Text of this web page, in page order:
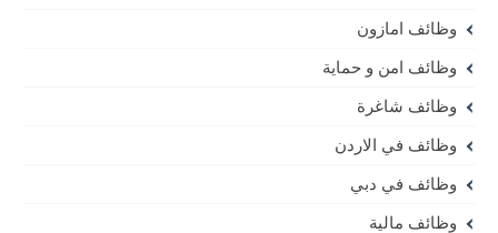
وظائف امازون
وظائف امن و حماية
وظائف شاغرة
وظائف في الاردن
وظائف في دبي
وظائف مالية